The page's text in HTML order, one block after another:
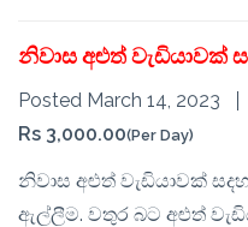
නිවාස අළුත් වැඩියාවක්
Posted March 14, 2023
Rs 3,000.00(Per Day)
නිවාස අළුත් වැඩියාවක්
ඇල්ලීම. වතුර බට අළුත්